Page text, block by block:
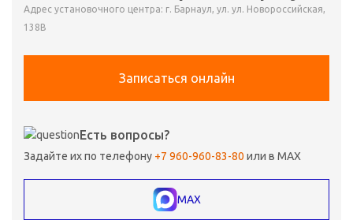
Адрес установочного центра: г. Барнаул, ул. ул. Новороссийская,
138В
Записаться онлайн
Есть вопросы?
Задайте их по телефону +7 960-960-83-80 или в MAX
MAX